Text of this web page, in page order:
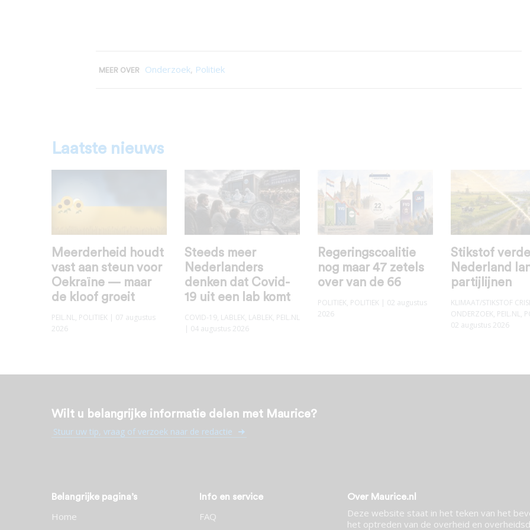
MEER OVER Onderzoek, Politiek
Laatste nieuws
Meerderheid houdt
vast aan steun voor
Oekraïne — maar
de kloof groeit
PEIL.NL, POLITIEK | 07 augustus
2026
Steeds meer
Nederlanders
denken dat Covid-
19 uit een lab komt
COVID-19, LABLEK, LABLEK, PEIL.NL
| 04 augustus 2026
Regeringscoalitie
nog maar 47 zetels
over van de 66
POLITIEK, POLITIEK | 02 augustus
2026
Stikstof
Nederland
partijlijnen
KLIMAAT/STIKSTOF
ONDERZOEK, PEIL.NL,
02 augustus 2026
Wilt u belangrijke informatie delen met Maurice?
Stuur uw tip, vraag of verzoek naar de redactie
Belangrijke pagina’s
Home
Info en service
FAQ
Over Maurice.nl
Deze website staat in het teken van het
het optreden van de overheid en